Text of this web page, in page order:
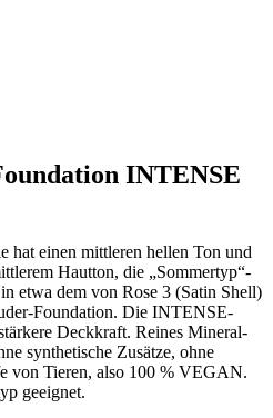
INTENSE
hat einen mittleren hellen Ton und
Hautton, die „Sommertyp“-
etwa dem von Rose 3 (Satin Shell)
Foundation. Die INTENSE-
Deckkraft. Reines Mineral-
synthetische Zusätze, ohne
von Tieren, also 100 % VEGAN.
geeignet.